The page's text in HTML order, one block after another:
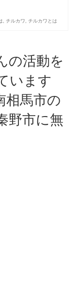
チルカワ チルカワとは
の活動を
います
相馬市の
野市に無